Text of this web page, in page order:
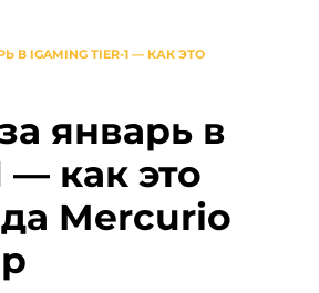
В IGAMING TIER-1 — КАК ЭТО
январь в
— как это
Mercurio